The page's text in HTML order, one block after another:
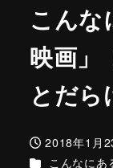
こん
映画」
とだら
投稿日
2018年1月
カテゴリー
こんなにあ